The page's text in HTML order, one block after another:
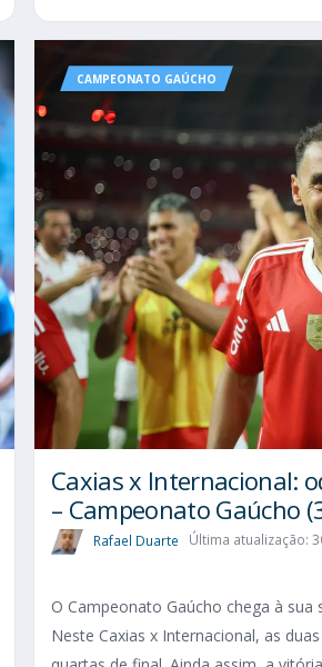
CAMPEONATO GAÚCHO
Caxias x Internacional:
– Campeonato Gaúcho
Rafael Duarte Última atualização:
O Campeonato Gaúcho chega à
Neste Caxias x Internacional, as